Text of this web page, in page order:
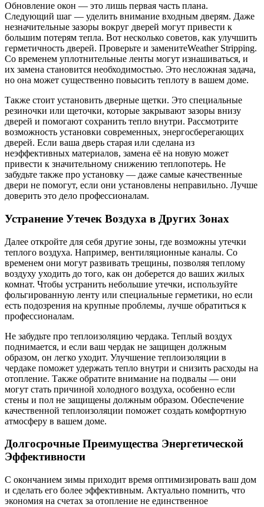
Обновление окон — это лишь первая часть плана.
Следующий шаг — уделить внимание входным дверям. Даже
незначительные зазоры вокруг дверей могут привести к
большим потерям тепла. Вот несколько советов, как улучшить
герметичность дверей. Проверьте и заменитеWeather Stripping.
Со временем уплотнительные ленты могут изнашиваться, и
их замена становится необходимостью. Это несложная задача,
но она может существенно повысить теплоту в вашем доме.
Также стоит установить дверные щетки. Это специальные
резиночки или щеточки, которые закрывают зазоры внизу
дверей и помогают сохранить тепло внутри. Рассмотрите
возможность установки современных, энергосберегающих
дверей. Если ваша дверь старая или сделана из
неэффективных материалов, замена её на новую может
привести к значительному снижению теплопотерь. Не
забудьте также про установку — даже самые качественные
двери не помогут, если они установлены неправильно. Лучше
доверить это дело профессионалам.
Устранение Утечек Воздуха в Других Зонах
Далее откройте для себя другие зоны, где возможны утечки
теплого воздуха. Например, вентиляционные каналы. Со
временем они могут развивать трещины, позволяя теплому
воздуху уходить до того, как он доберется до ваших жилых
комнат. Чтобы устранить небольшие утечки, используйте
фольгированную ленту или специальные герметики, но если
есть подозрения на крупные проблемы, лучше обратиться к
профессионалам.
Не забудьте про теплоизоляцию чердака. Теплый воздух
поднимается, и если ваш чердак не защищен должным
образом, он легко уходит. Улучшение теплоизоляции в
чердаке поможет удержать тепло внутри и снизить расходы на
отопление. Также обратите внимание на подвалы — они
могут стать причиной холодного воздуха, особенно если
стены и пол не защищены должным образом. Обеспечение
качественной теплоизоляции поможет создать комфортную
атмосферу в вашем доме.
Долгосрочные Преимущества Энергетической
Эффективности
С окончанием зимы приходит время оптимизировать ваш дом
и сделать его более эффективным. Актуально помнить, что
экономия на счетах за отопление не единственное